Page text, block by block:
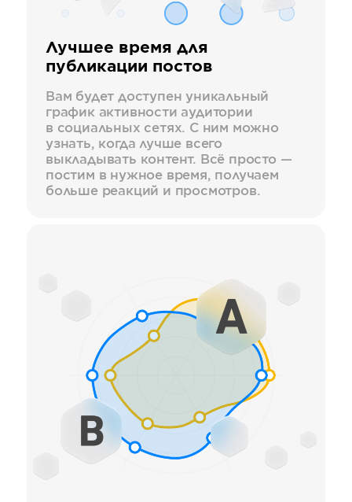
Лучшее время для
публикации постов
Вам будет доступен уникальный
график активности аудитории
в социальных сетях. С ним можно
узнать, когда лучше всего
выкладывать контент. Всё просто —
постим в нужное время, получаем
больше реакций и просмотров.